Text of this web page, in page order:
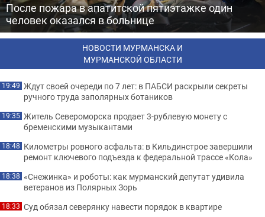
После пожара в апатитской пятиэтажке один
человек оказался в больнице
НОВОСТИ МУРМАНСКА И
МУРМАНСКОЙ ОБЛАСТИ
19:49 Ждут своей очереди по 7 лет: в ПАБСИ раскрыли секреты
ручного труда заполярных ботаников
19:35 Житель Североморска продает 3-рублевую монету с
бременскими музыкантами
18:48 Километры ровного асфальта: в Кильдинстрое завершили
ремонт ключевого подъезда к федеральной трассе «Кола»
18:38 «Снежинка» и роботы: как мурманский депутат удивила
ветеранов из Полярных Зорь
18:33 Суд обязал северянку навести порядок в квартире